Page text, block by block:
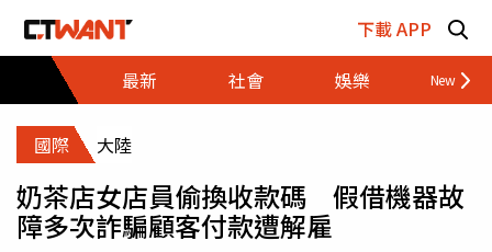
下載 APP
最新
社會 娛樂 財經
國際 大陸
奶茶店女店員偷換收款碼 假借機器故
障多次詐騙顧客付款遭解雇